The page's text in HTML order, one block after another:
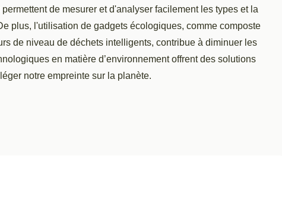
de mesurer et d'analyser facilement les types et la
plus, l'utilisation de gadgets écologiques, comme composte
de niveau de déchets intelligents, contribue à diminuer les
en matière d’environnement offrent des solutions
notre empreinte sur la planète.